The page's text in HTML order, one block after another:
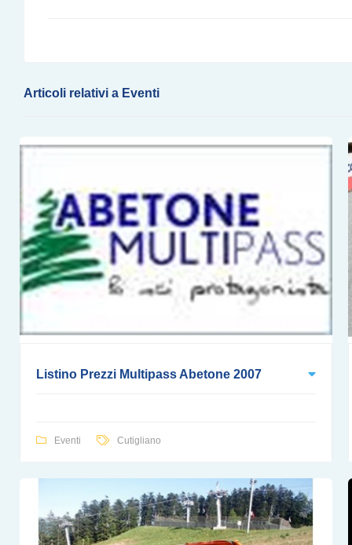
Articoli relativi a Eventi
Listino Prezzi Multipass Abetone 2007
Eventi Cutigliano